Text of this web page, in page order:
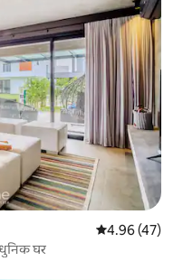
औसत रेटिंग 5 में
4.96 (47)
घर